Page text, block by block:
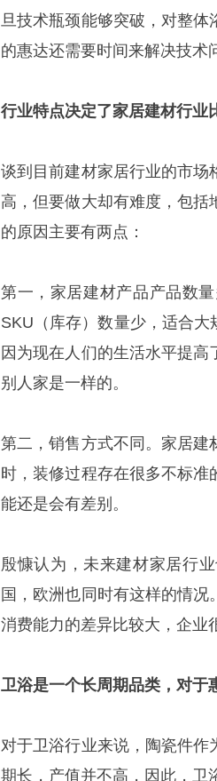
旦技术瓶颈能够突破，对整
的惠达还需要时间来解决技术
行业特点决定了家居建材行业
谈到目前建材家居行业的市场
高，但要做大却有难度，包
的原因主要有两点：
第一，家居建材产品产品数
SKU（库存）数量少，适合大
因为现在人们的生活水平提
别人家是一样的。
第二，销售方式不同。家居建
时，装修过程存在很多不标
能还是会有差别。
殷慷认为，未来建材家居行
国，欧洲也同时有这样的情况
消费能力的差异比较大，企业
卫浴是一个长周期品类，对于
对于卫浴行业来说，陶瓷件作
期长，产值并不高，因此，卫